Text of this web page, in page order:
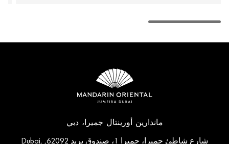
ماندارين أورينتال جميرا، دبي
شارع شاطئ جميرا، جميرا 1، صندوق بريد 62092, Dubai,